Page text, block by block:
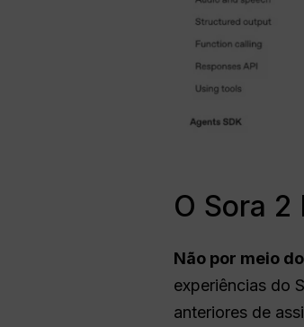
O Sora
Não por meio
experiências do
anteriores de